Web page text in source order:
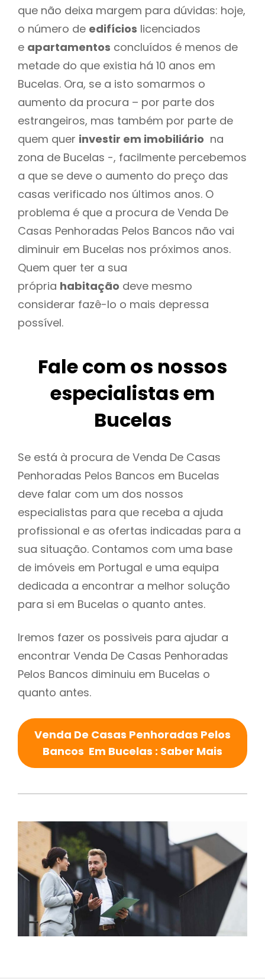
que não deixa margem para dúvidas: hoje,
o número de edifícios licenciados
e apartamentos concluídos é menos de
metade do que existia há 10 anos em
Bucelas. Ora, se a isto somarmos o
aumento da procura – por parte dos
estrangeiros, mas também por parte de
quem quer investir em imobiliário na
zona de Bucelas -, facilmente percebemos
a que se deve o aumento do preço das
casas verificado nos últimos anos. O
problema é que a procura de Venda De
Casas Penhoradas Pelos Bancos não vai
diminuir em Bucelas nos próximos anos.
Quem quer ter a sua
própria habitação deve mesmo
considerar fazê-lo o mais depressa
possível.
Fale com os nossos
especialistas em
Bucelas
Se está à procura de Venda De Casas
Penhoradas Pelos Bancos em Bucelas
deve falar com um dos nossos
especialistas para que receba a ajuda
profissional e as ofertas indicadas para a
sua situação. Contamos com uma base
de imóveis em Portugal e uma equipa
dedicada a encontrar a melhor solução
para si em Bucelas o quanto antes.
Iremos fazer os possiveis para ajudar a
encontrar Venda De Casas Penhoradas
Pelos Bancos diminuiu em Bucelas o
quanto antes.
Venda De Casas Penhoradas Pelos
Bancos Em Bucelas : Saber Mais